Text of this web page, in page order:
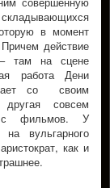
в момент
действие
– там на сцене
работа Дени
со своим
совсем
с фильмов. У
на вульгарного
как и